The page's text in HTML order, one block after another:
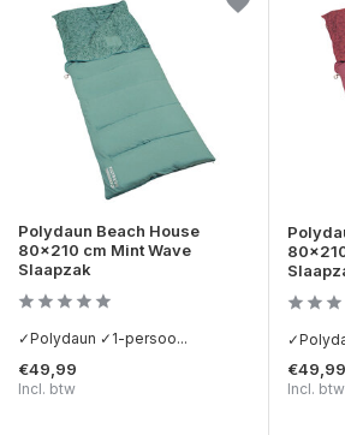
Polydaun Beach House
80x210 cm Mint Wave
Slaapzak
✓Polydaun ✓1-persoo...
€49,99
Incl. btw
€49,99
Incl. btw